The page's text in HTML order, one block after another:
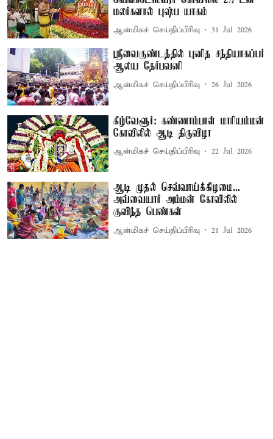
மலர்களால் புஷ்ப யாகம்
ஆன்மிகச் செய்திப்பிரிவு 31 Jul 2026
ஸ்ரீவைகுண்டத்தில் புனித சந்தியாகப்பர்
ஆலய தேர்பவனி
ஆன்மிகச் செய்திப்பிரிவு 26 Jul 2026
கீழ்வேளூர்: கண்ணாம்பாள் மாரியம்மன்
கோவிலில் ஆடி திருவிழா
ஆன்மிகச் செய்திப்பிரிவு 22 Jul 2026
ஆடி முதல் செவ்வாய்க்கிழமை...
அவ்வையார் அம்மன் கோவிலில்
குவிந்த பெண்கள்
ஆன்மிகச் செய்திப்பிரிவு 21 Jul 2026